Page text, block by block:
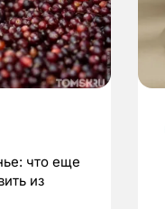
что еще
из